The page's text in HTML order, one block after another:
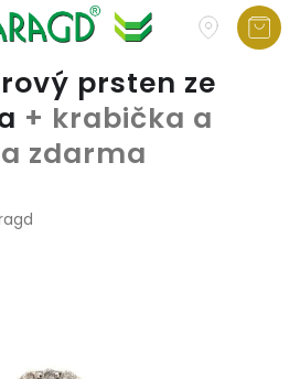
prsten ze
+ krabička a
zdarma